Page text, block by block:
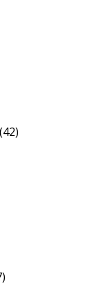
(42)